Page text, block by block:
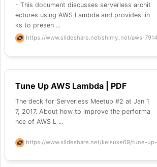
- This document discusses serverless archit
ectures using AWS Lambda and provides lin
ks to presen ...
https://www.slideshare.net/shimy_net/aws-
Tune Up AWS Lambda | PDF
The deck for Serverless Meetup #2 at Jan 1
7, 2017. About how to improve the performa
nce of AWS L ...
https://www.slideshare.net/keisuke69/tune-up-